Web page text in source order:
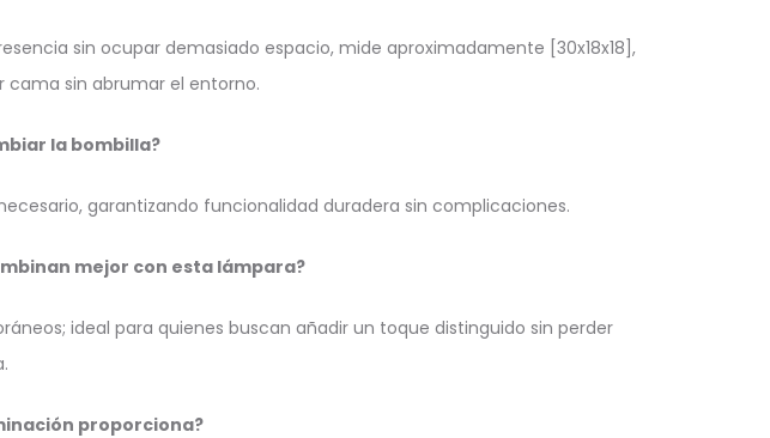
sin ocupar demasiado espacio, mide aproximadamente [30x18x18],
sin abrumar el entorno.
la bombilla?
garantizando funcionalidad duradera sin complicaciones.
mejor con esta lámpara?
ideal para quienes buscan añadir un toque distinguido sin perder
proporciona?